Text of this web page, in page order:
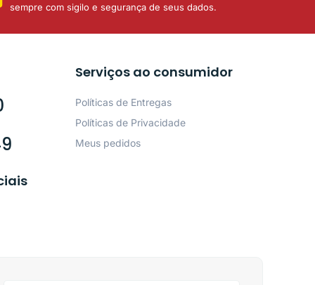
sempre com sigilo e segurança de seus dados.
Serviços ao consumidor
Políticas de Entregas
Políticas de Privacidade
Meus pedidos